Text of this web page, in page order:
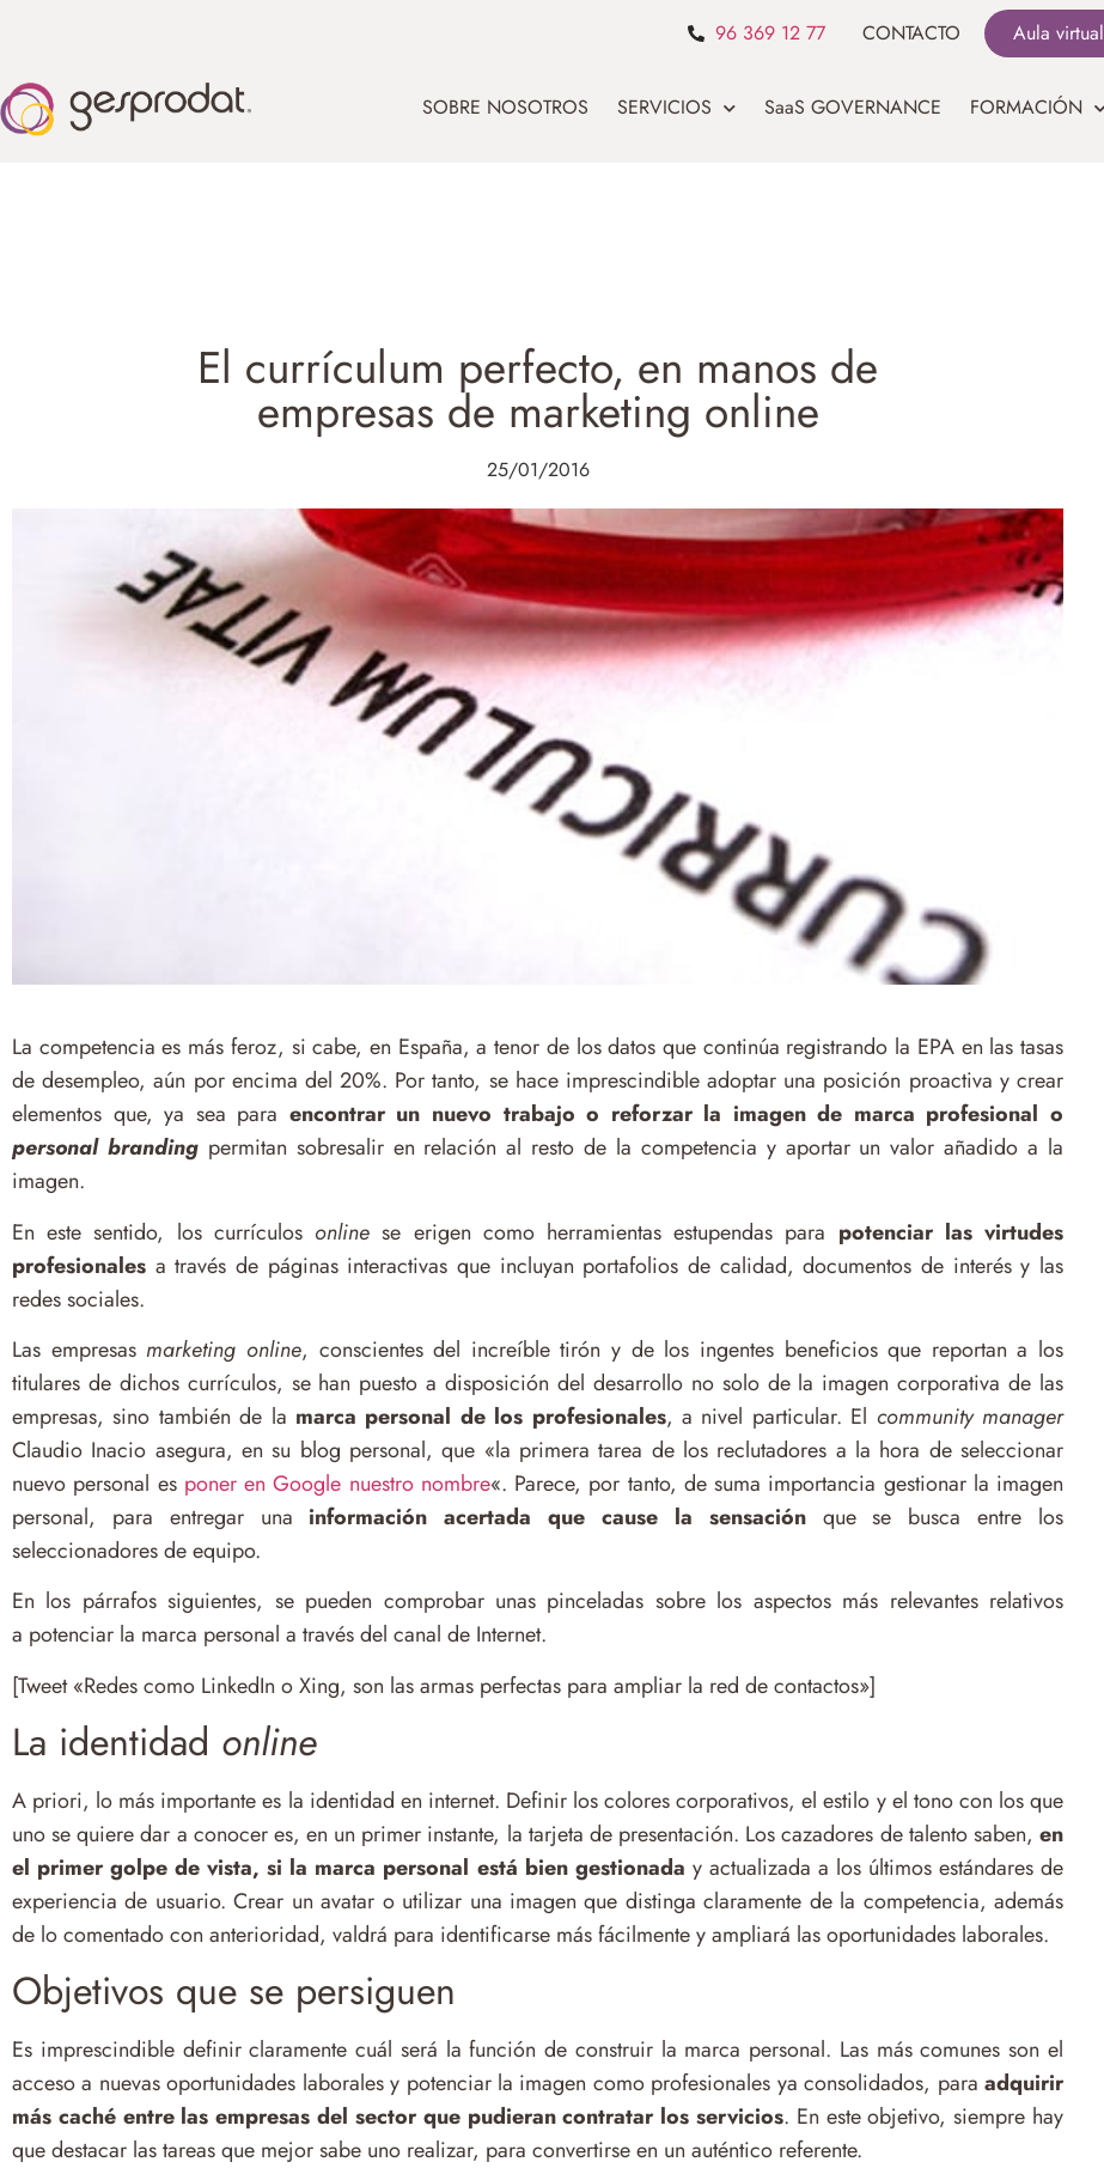
96 369 12 77 CONTACTO Aula virtual
SOBRE NOSOTROS SERVICIOS SaaS GOVERNANCE FORMACIÓN
El currículum perfecto, en manos de
empresas de marketing online
25/01/2016
La competencia es más feroz, si cabe, en España, a tenor de los datos que continúa registrando la EPA en las tasas
de desempleo, aún por encima del 20%. Por tanto, se hace imprescindible adoptar una posición proactiva y crear
elementos que, ya sea para encontrar un nuevo trabajo o reforzar la imagen de marca profesional o
personal brandingpermitan sobresalir en relación al resto de la competencia y aportar un valor añadido a la
imagen.
En este sentido, los currículos onlinese erigen como herramientas estupendas para potenciar las virtudes
profesionales a través de páginas interactivas que incluyan portafolios de calidad, documentos de interés y las
redes sociales.
Las empresas marketing online, conscientes del increíble tirón y de los ingentes beneficios que reportan a los
titulares de dichos currículos, se han puesto a disposición del desarrollo no solo de la imagen corporativa de las
empresas, sino también de la marca personal de los profesionales, a nivel particular. El community manager
Claudio Inacio asegura, en su blog personal, que «la primera tarea de los reclutadores a la hora de seleccionar
nuevo personal es poner en Google nuestro nombre«. Parece, por tanto, de suma importancia gestionar la imagen
personal, para entregar una información acertada que cause la sensaciónque se busca entre los
seleccionadores de equipo.
En los párrafos siguientes, se pueden comprobar unas pinceladas sobre los aspectos más relevantes relativos
a potenciar la marca personal a través del canal de Internet.
[Tweet «Redes como LinkedIn o Xing, son las armas perfectas para ampliar la red de contactos»]
La identidad online
A priori, lo más importante es la identidad en internet. Definir los colores corporativos, el estilo y el tono con los que
uno se quiere dar a conocer es, en un primer instante, la tarjeta de presentación. Los cazadores de talento saben, en
el primer golpe de vista, si la marca personal está bien gestionada y actualizada a los últimos estándares de
experiencia de usuario. Crear un avatar o utilizar una imagen que distinga claramente de la competencia, además
de lo comentado con anterioridad, valdrá para identificarse más fácilmente y ampliará las oportunidades laborales.
Objetivos que se persiguen
Es imprescindible definir claramente cuál será la función de construir la marca personal. Las más comunes son el
acceso a nuevas oportunidades laborales y potenciar la imagen como profesionales ya consolidados, para adquirir
más caché entre las empresas del sector que pudieran contratar los servicios. En este objetivo, siempre hay
que destacar las tareas que mejor sabe uno realizar, para convertirse en un auténtico referente.